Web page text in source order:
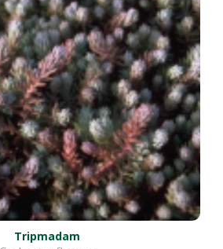
Tripmadam